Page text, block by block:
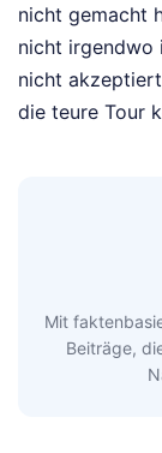
nicht gemacht
nicht irgendwo
nicht
die teure Tour
Mit
Beiträge,